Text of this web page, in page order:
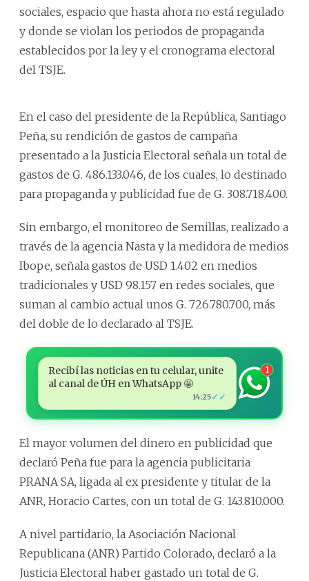
sociales, espacio que hasta ahora no está regulado
y donde se violan los periodos de propaganda
establecidos por la ley y el cronograma electoral
del TSJE.
En el caso del presidente de la República, Santiago
Peña, su rendición de gastos de campaña
presentado a la Justicia Electoral señala un total de
gastos de G. 486.133.046, de los cuales, lo destinado
para propaganda y publicidad fue de G. 308.718.400.
Sin embargo, el monitoreo de Semillas, realizado a
través de la agencia Nasta y la medidora de medios
Ibope, señala gastos de USD 1.402 en medios
tradicionales y USD 98.157 en redes sociales, que
suman al cambio actual unos G. 726.780.700, más
del doble de lo declarado al TSJE.
Recibí las noticias en tu celular, unite
al canal de ÚH en WhatsApp 🤩
14:25✓✓
1
El mayor volumen del dinero en publicidad que
declaró Peña fue para la agencia publicitaria
PRANA SA, ligada al ex presidente y titular de la
ANR, Horacio Cartes, con un total de G. 143.810.000.
A nivel partidario, la Asociación Nacional
Republicana (ANR) Partido Colorado, declaró a la
Justicia Electoral haber gastado un total de G.